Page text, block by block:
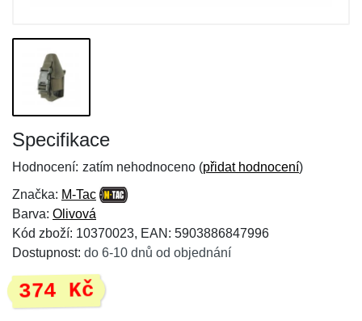
Specifikace
Hodnocení: zatím nehodnoceno (přidat hodnocení)
Značka: M-Tac
Barva: Olivová
Kód zboží: 10370023, EAN: 5903886847996
Dostupnost: do 6-10 dnů od objednání
374 Kč